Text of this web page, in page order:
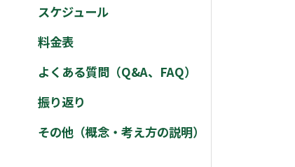
スケジュール
料金表
よくある質問（Q&A、FAQ）
振り返り
その他（概念・考え方の説明）